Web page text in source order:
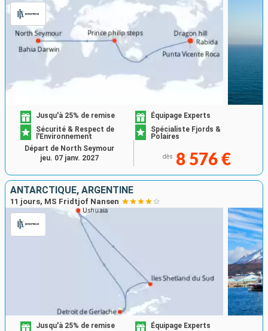
Jusqu'à 25% de remise
Équipage Experts
Sécurité & Respect de
l'Environnement
Spécialiste Fjords &
Polaires
dès 8 576 €
Départ de North Seymour
jeu. 07 janv. 2027
ANTARCTIQUE, ARGENTINE
11 jours, MS Fridtjof Nansen
Jusqu'à 25% de remise
Équipage Experts